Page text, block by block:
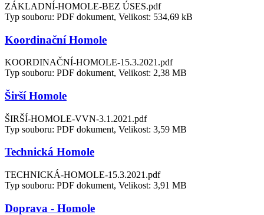
ZÁKLADNÍ-HOMOLE-BEZ ÚSES.pdf
Typ souboru: PDF dokument, Velikost: 534,69 kB
Koordinační Homole
KOORDINAČNÍ-HOMOLE-15.3.2021.pdf
Typ souboru: PDF dokument, Velikost: 2,38 MB
Širší Homole
ŠIRŠÍ-HOMOLE-VVN-3.1.2021.pdf
Typ souboru: PDF dokument, Velikost: 3,59 MB
Technická Homole
TECHNICKÁ-HOMOLE-15.3.2021.pdf
Typ souboru: PDF dokument, Velikost: 3,91 MB
Doprava - Homole